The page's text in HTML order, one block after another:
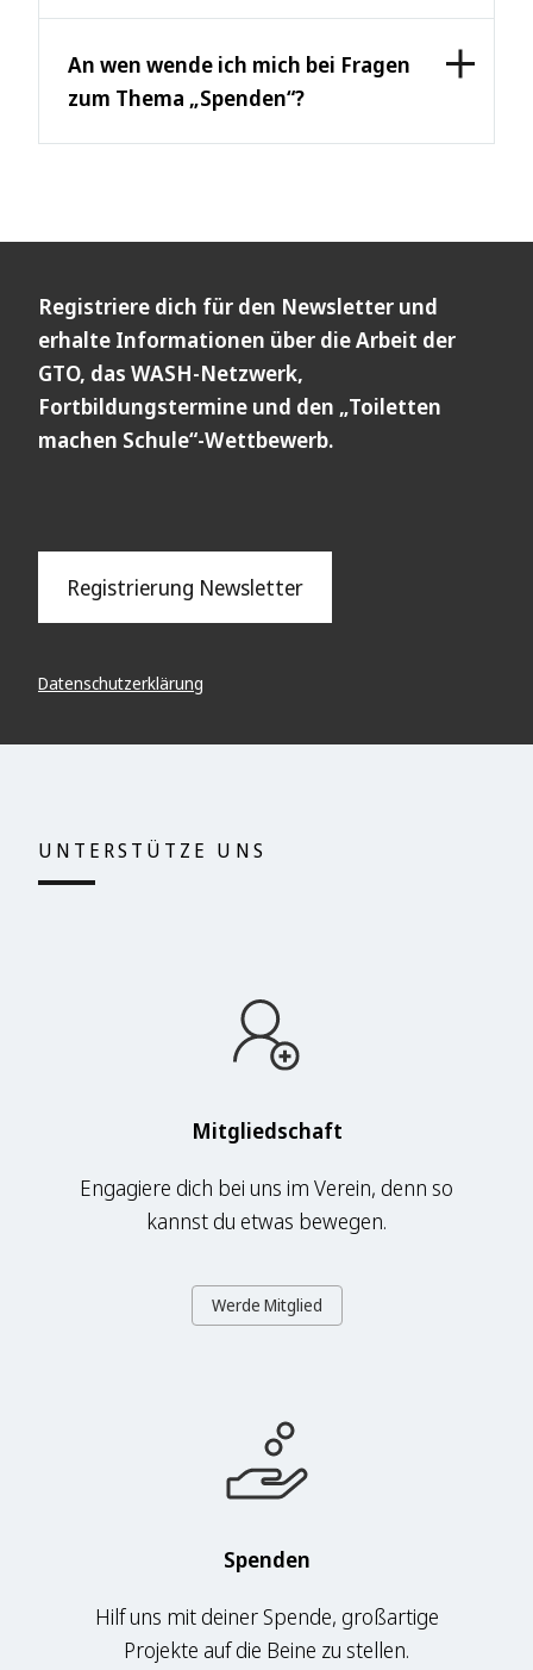
An wen wende ich mich bei Fragen
zum Thema „Spenden“?
Registriere dich für den Newsletter und
erhalte Informationen über die Arbeit der
GTO, das WASH-Netzwerk,
Fortbildungstermine und den „Toiletten
machen Schule“-Wettbewerb.
Registrierung Newsletter
Datenschutzerklärung
UNTERSTÜTZE UNS
Mitgliedschaft
Engagiere dich bei uns im Verein, denn so
kannst du etwas bewegen.
Werde Mitglied
Spenden
Hilf uns mit deiner Spende, großartige
Projekte auf die Beine zu stellen.